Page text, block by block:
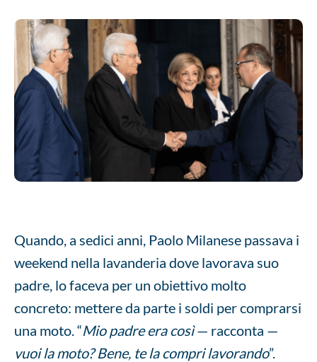
Quando, a sedici anni, Paolo Milanese passava i
weekend nella lavanderia dove lavorava suo
padre, lo faceva per un obiettivo molto
concreto: mettere da parte i soldi per comprarsi
una moto. “Mio padre era così— racconta —
vuoi la moto? Bene, te la compri lavorando”.